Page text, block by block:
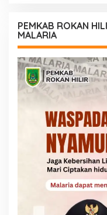
PEMKAB ROKAN
MALARIA